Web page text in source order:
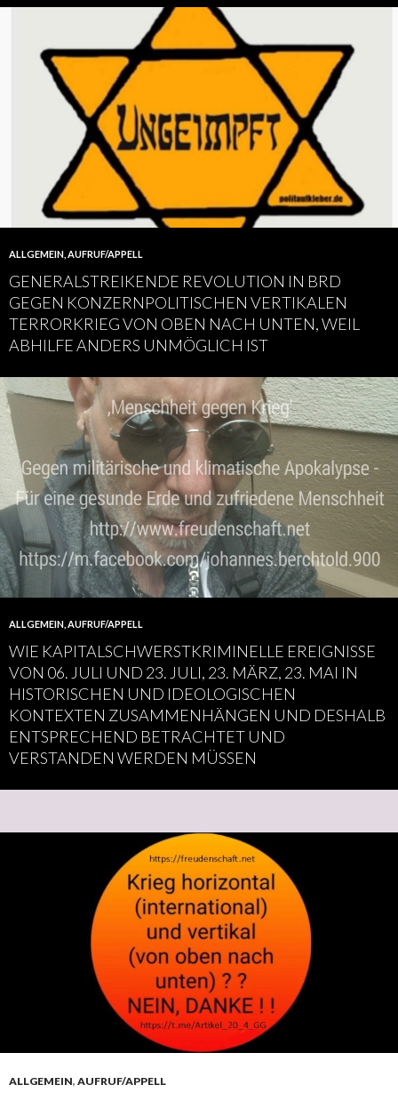
ALLGEMEIN AUFRUF/APPELL
GENERALSTREIKENDE REVOLUTION IN BRD
GEGEN KONZERNPOLITISCHEN VERTIKALEN
TERRORKRIEG VON OBEN NACH UNTEN, WEIL
ABHILFE ANDERS UNMÖGLICH IST
ALLGEMEIN AUFRUF/APPELL
WIE KAPITALSCHWERSTKRIMINELLE EREIGNISSE
VON 06. JULI UND 23. JULI, 23. MÄRZ, 23. MAI IN
HISTORISCHEN UND IDEOLOGISCHEN
KONTEXTEN ZUSAMMENHÄNGEN UND DESHALB
ENTSPRECHEND BETRACHTET UND
VERSTANDEN WERDEN MÜSSEN
ALLGEMEIN, AUFRUF/APPELL